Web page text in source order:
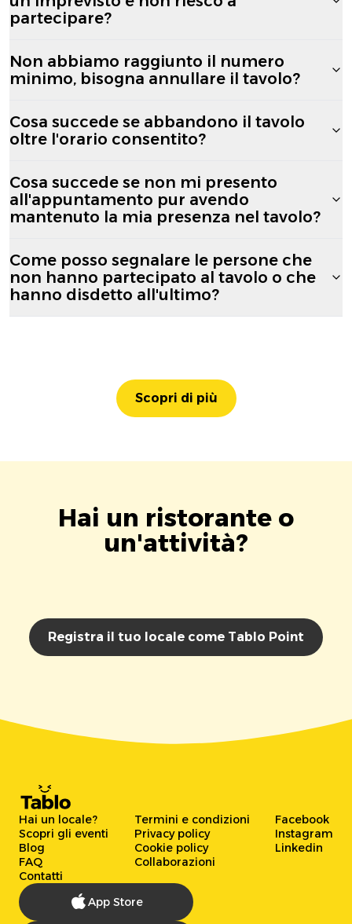
partecipare?
Non abbiamo raggiunto il numero
minimo, bisogna annullare il tavolo?
Cosa succede se abbandono il tavolo
oltre l'orario consentito?
Cosa succede se non mi presento
all'appuntamento pur avendo
mantenuto la mia presenza nel tavolo?
Come posso segnalare le persone che
non hanno partecipato al tavolo o che
hanno disdetto all'ultimo?
Scopri di più
Hai un ristorante o
un'attività?
Registra il tuo locale come Tablo Point
Hai un locale?
Scopri gli eventi
Blog
FAQ
Contatti
Termini e condizioni
Privacy policy
Cookie policy
Collaborazioni
Facebook
Instagram
Linkedin
App Store